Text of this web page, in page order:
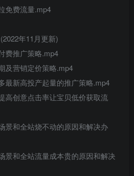
免费流量.mp4
年11月更新)
费推广策略.mp4
及营销定价策略.mp4
最新高投产起量的推广策略.mp4
高创意点击率让宝贝低价获取流
景和全站烧不动的原因和解决办
景和全站流量成本贵的原因和解决